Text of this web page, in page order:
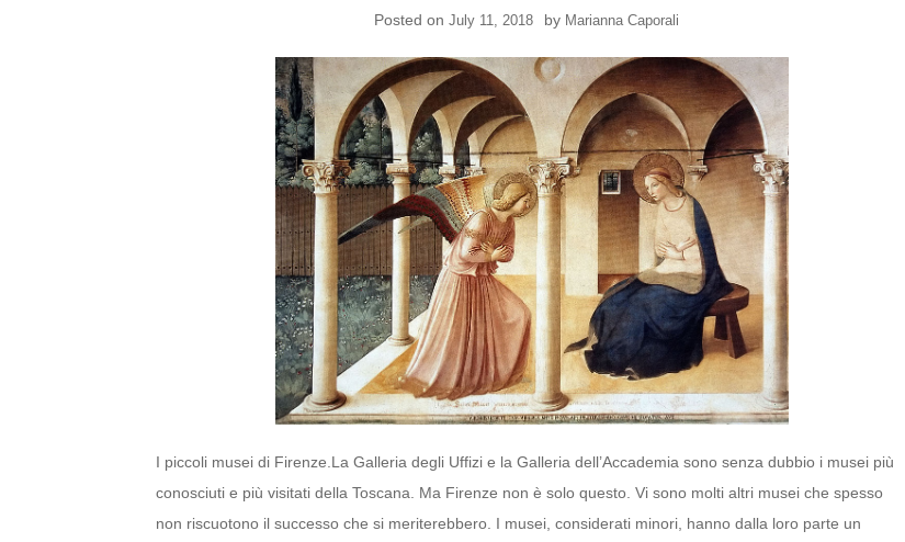
Posted onJuly 11, 2018 by Marianna Caporali
I piccoli musei di Firenze.La Galleria degli Uffizi e la Galleria dell’Accademia sono senza dubbio i musei più
conosciuti e più visitati della Toscana. Ma Firenze non è solo questo. Vi sono molti altri musei che spesso
non riscuotono il successo che si meriterebbero. I musei, considerati minori, hanno dalla loro parte un